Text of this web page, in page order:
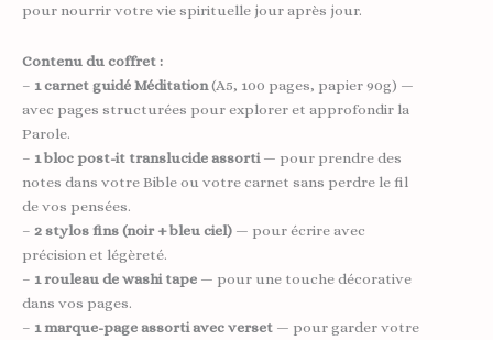
pour nourrir votre vie spirituelle jour après jour.
Contenu du coffret :
– 1 carnet guidé Méditation (A5, 100 pages, papier 90g) —
avec pages structurées pour explorer et approfondir la
Parole.
– 1 bloc post-it translucide assorti — pour prendre des
notes dans votre Bible ou votre carnet sans perdre le fil
de vos pensées.
– 2 stylos fins (noir + bleu ciel) — pour écrire avec
précision et légèreté.
– 1 rouleau de washi tape — pour une touche décorative
dans vos pages.
– 1 marque-page assorti avec verset — pour garder votre